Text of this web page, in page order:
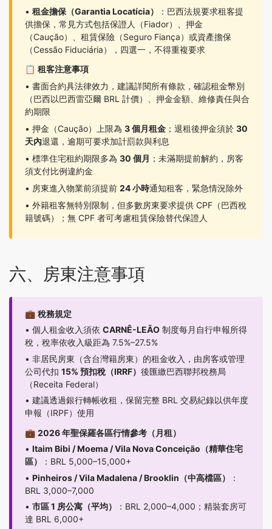
• 租金擔保（Garantia Locatícia）
：巴西法規要求租客提
供擔保，常見方式包括保證人（Fiador）、押金
（Caução）、租賃保險（Seguro Fiança）或資產擔保
（Cessão Fiduciária），四選一，不得重複要求
📋 租客注意事項
• 書面合約具法律效力，建議詳閱所有條款，確認租金幣別
（巴西以巴西雷亞爾 BRL 計價）、押金金額、維修責任與合
約期限
• 押金（Caução）上限為 3 個月租金 ；退租後押金須於 30
天內退還，逾期可要求加計罰款與利息
• 標準住宅租約期限多為 30 個月 ；未滿期提前解約，房客
須支付比例違約金
• 房東進入物業前須提前 24 小時通知租客，緊急情況除外
• 外籍租客無特別限制，但多數房東要求提供 CPF（巴西稅
籍號碼）；無 CPF 者可考慮租賃保險替代保證人
六、房東注意事項
💼 稅務規定
• 個人租金收入須依 CARNÊ-LEÃO 制度每月自行申報所得
稅，稅率依收入級距為 7.5%–27.5%
• 非居民房東（含台灣籍房東）的租金收入，由房客或管理
公司代扣 15% 預扣稅（IRRF） 後匯繳巴西聯邦稅務局
（Receita Federal）
• 建議透過銀行轉帳收租，保留完整 BRL 交易紀錄以供年度
申報（IRPF）使用
💼 2026 年聖保羅各區行情參考（月租）
• Itaim Bibi / Moema / Vila Nova Conceição（精華住宅
區）
：BRL 5,000–15,000+
• Pinheiros / Vila Madalena / Brooklin（中高檔區）
：
BRL 3,000–7,000
• 市區 1 房公寓（平均）
：BRL 2,000–4,000；精裝套房可
達 BRL 6,000+